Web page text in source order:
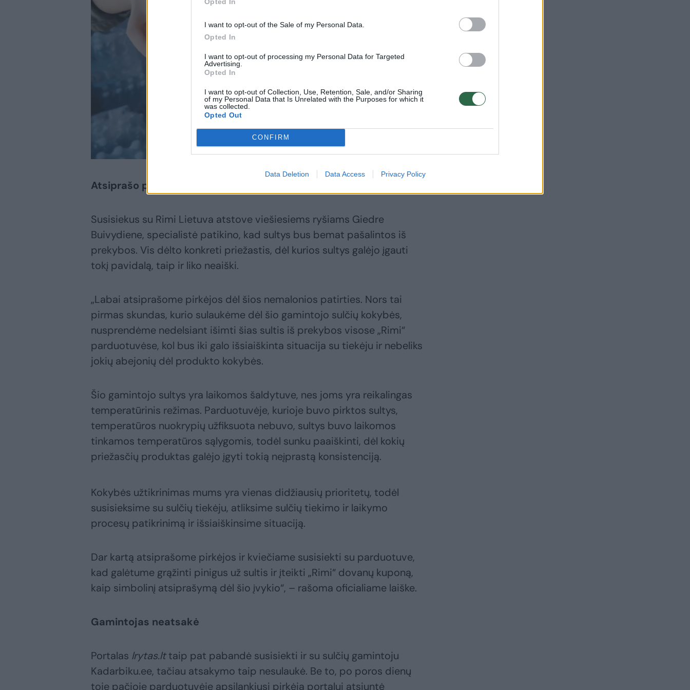
I want to opt-out of the Sale of my Personal Data.
Opted In
I want to opt-out of processing my Personal Data for Targeted
Advertising.
Opted In
I want to opt-out of Collection, Use, Retention, Sale, and/or Sharing
of my Personal Data that Is Unrelated with the Purposes for which it
was collected.
Opted Out
CONFIRM
Data Deletion Data Access Privacy Policy
Atsiprašo pirkėjos
Susisiekus su Rimi Lietuva atstove viešiesiems ryšiams Giedre
Buivydiene, specialistė patikino, kad sultys bus bemat pašalintos iš
prekybos. Vis dėlto konkreti priežastis, dėl kurios sultys galėjo įgauti
tokį pavidalą, taip ir liko neaiški.
„Labai atsiprašome pirkėjos dėl šios nemalonios patirties. Nors tai
pirmas skundas, kurio sulaukėme dėl šio gamintojo sulčių kokybės,
nusprendėme nedelsiant išimti šias sultis iš prekybos visose „Rimi“
parduotuvėse, kol bus iki galo išsiaiškinta situacija su tiekėju ir nebeliks
jokių abejonių dėl produkto kokybės.
Šio gamintojo sultys yra laikomos šaldytuve, nes joms yra reikalingas
temperatūrinis režimas. Parduotuvėje, kurioje buvo pirktos sultys,
temperatūros nuokrypių užfiksuota nebuvo, sultys buvo laikomos
tinkamos temperatūros sąlygomis, todėl sunku paaiškinti, dėl kokių
priežasčių produktas galėjo įgyti tokią neįprastą konsistenciją.
Kokybės užtikrinimas mums yra vienas didžiausių prioritetų, todėl
susisieksime su sulčių tiekėju, atliksime sulčių tiekimo ir laikymo
procesų patikrinimą ir išsiaiškinsime situaciją.
Dar kartą atsiprašome pirkėjos ir kviečiame susisiekti su parduotuve,
kad galėtume grąžinti pinigus už sultis ir įteikti „Rimi“ dovanų kuponą,
kaip simbolinį atsiprašymą dėl šio įvykio“, – rašoma oficialiame laiške.
Gamintojas neatsakė
Portalas lrytas.lttaip pat pabandė susisiekti ir su sulčių gamintoju
Kadarbiku.ee, tačiau atsakymo taip nesulaukė. Be to, po poros dienų
toje pačioje parduotuvėje apsilankiusi pirkėja portalui atsiuntė